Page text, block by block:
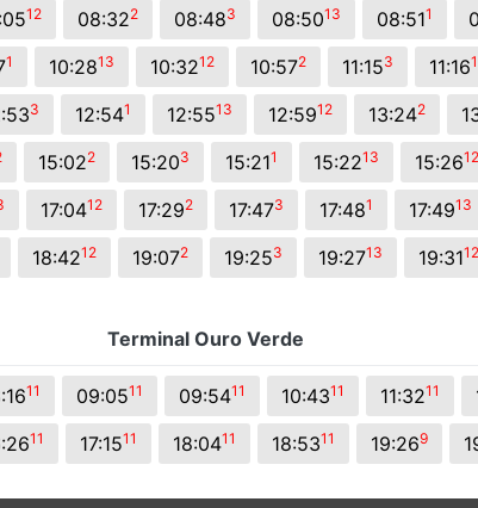
12 08:322 08:483 08:5013 08:511
1 10:2813 10:3212 10:572 11:153 11:161
3 12:541 12:5513 12:5912 13:242
15:022 15:203 15:211 15:2213 15:2612
17:0412 17:292 17:473 17:481 17:4913
18:4212 19:072 19:253 19:2713 19:3112
Terminal Ouro Verde
11 09:0511 09:5411 10:4311 11:3211
11 17:1511 18:0411 18:5311 19:269